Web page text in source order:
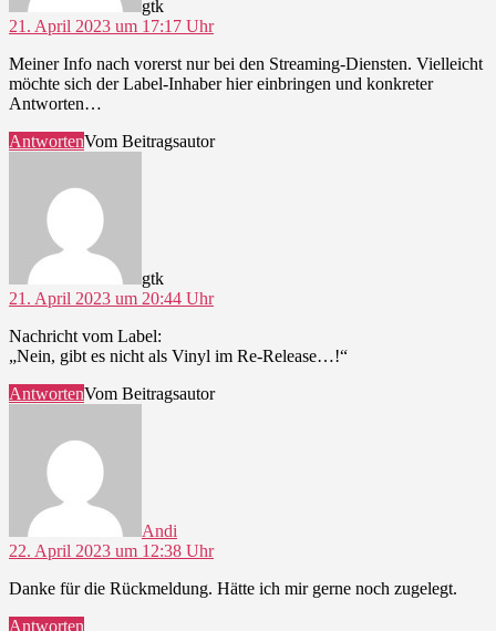
gtk
21. April 2023 um 17:17 Uhr
Meiner Info nach vorerst nur bei den Streaming-Diensten. Vielleicht
möchte sich der Label-Inhaber hier einbringen und konkreter
Antworten…
AntwortenVom Beitragsautor
gtk
21. April 2023 um 20:44 Uhr
Nachricht vom Label:
„Nein, gibt es nicht als Vinyl im Re-Release…!“
AntwortenVom Beitragsautor
Andi
22. April 2023 um 12:38 Uhr
Danke für die Rückmeldung. Hätte ich mir gerne noch zugelegt.
Antworten